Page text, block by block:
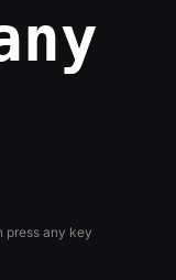
press any key